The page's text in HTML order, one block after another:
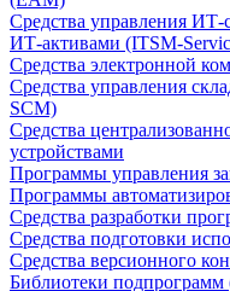
Средства управления
ИТ-активами (ITSM-
Средства электронной
Средства управления
SCM)
Средства
устройствами
Программы управления
Программы
Средства разработки
Средства подготовки
Средства версионного
Библиотеки